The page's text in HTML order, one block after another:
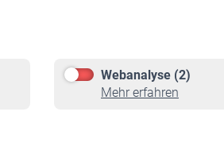
Webanalyse (2)
Mehr erfahren
Rente beantragen
Rentenauszahlung